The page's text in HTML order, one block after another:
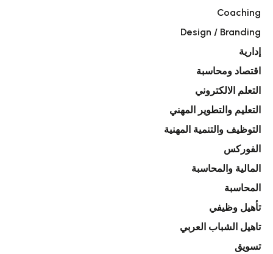
Coaching
Design / Branding
إدارية
اقتصاد ومحاسبة
التعلم الالكتروني
التعليم والتطوير المهني
التوظيف والتنمية المهنية
الفوركس
المالية والمحاسبة
المحاسبة
تأهيل وظيفي
تاهيل الشباب العربي
تسويق